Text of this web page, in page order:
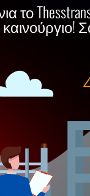
το
καινούργιο!